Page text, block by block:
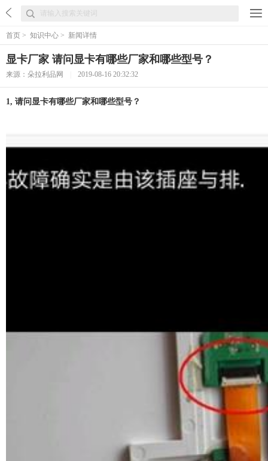
首页 > 知识中心 > 新闻详情
显卡厂家 请问显卡有哪些厂家和哪些型号？
来源：朵拉利品网 2019-08-16 20:32:32
1, 请问显卡有哪些厂家和哪些型号？